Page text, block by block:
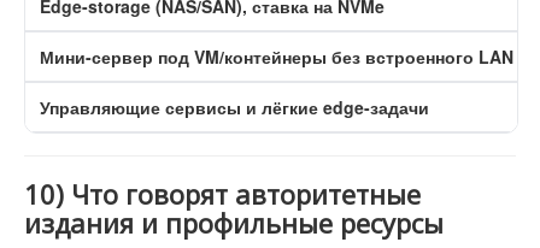
Edge-storage (NAS/SAN), ставка на NVMe
Мини-сервер под VM/контейнеры без встроенного LAN
Управляющие сервисы и лёгкие edge-задачи
10) Что говорят авторитетные
издания и профильные ресурсы